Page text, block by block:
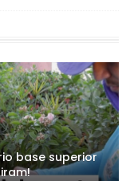
base superior